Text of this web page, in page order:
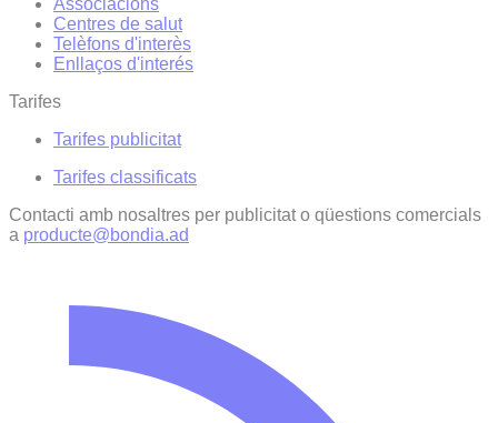
Associacions
Centres de salut
Telèfons d'interès
Enllaços d'interés
Tarifes
Tarifes publicitat
Tarifes classificats
Contacti amb nosaltres per publicitat o qüestions comercials
a producte@bondia.ad